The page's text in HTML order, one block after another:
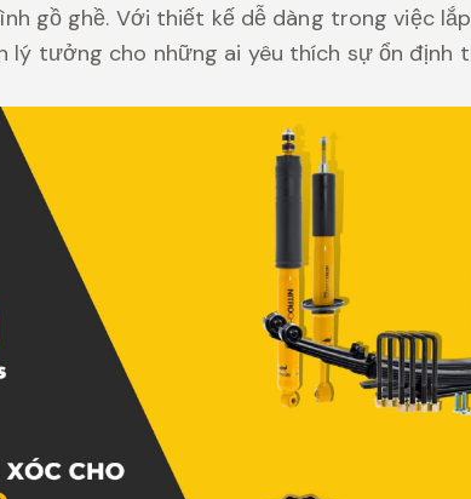
gồ ghề. Với thiết kế dễ dàng trong việc
lý tưởng cho những ai yêu thích sự ổn định